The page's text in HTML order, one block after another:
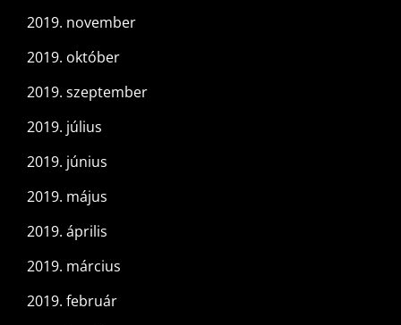
2019. november
2019. október
2019. szeptember
2019. július
2019. június
2019. május
2019. április
2019. március
2019. február